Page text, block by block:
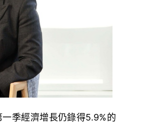
季經濟增長仍錄得5.9%的